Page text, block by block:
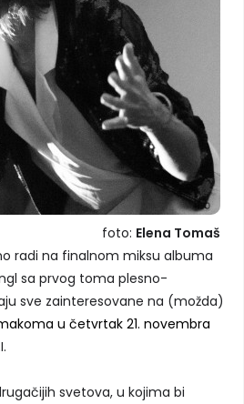
foto: Elena Tomaš
radi na finalnom miksu albuma
sa prvog toma plesno-
sve zainteresovane na (možda)
u četvrtak 21. novembra
svetova, u kojima bi